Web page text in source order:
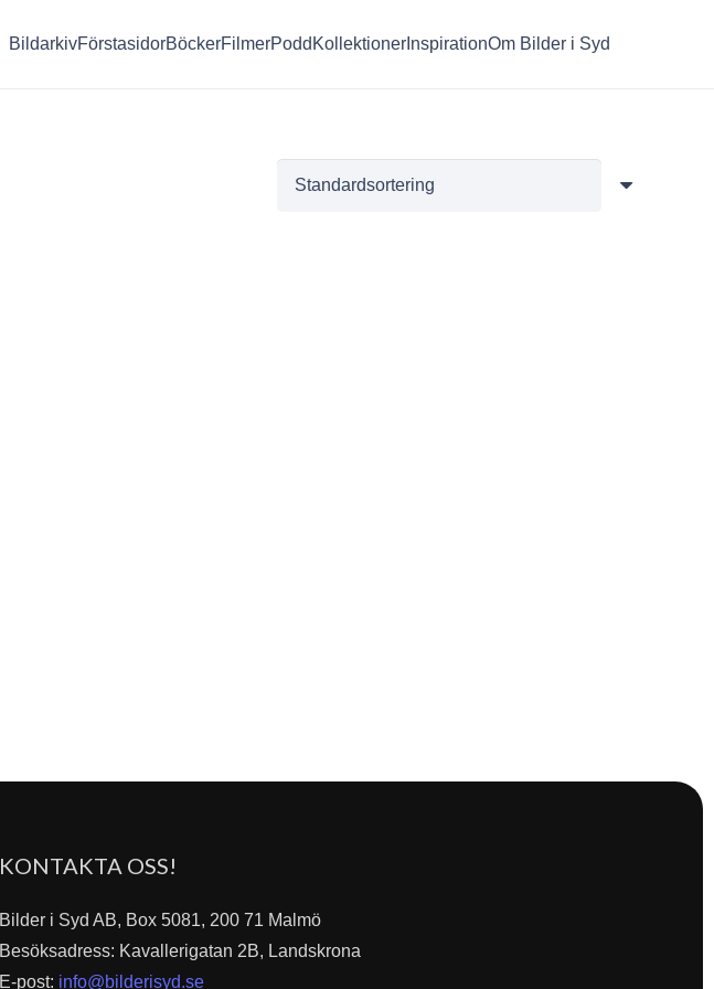
BildarkivFörstasidorBöckerFilmerPodd Kollektioner InspirationOm Bilder i Syd
KONTAKTA OSS!
Bilder i Syd AB, Box 5081, 200 71 Malmö
Besöksadress: Kavallerigatan 2B, Landskrona
E-post: info@bilderisyd.se